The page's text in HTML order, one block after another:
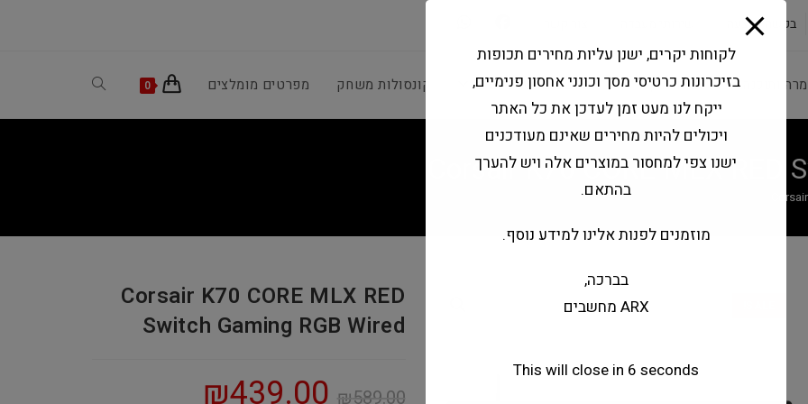
בקשה להצעה
ותוכנה ציוד היקפי מחשבים וטאבלטים קונסולות משחק מפרטים מומלצים 0
Toggle
Corsair K70 CORE MLX
Corsair K70 CORE MLX RED
Switch Gaming RGB Wired
₪589.00
₪439.00
לקוחות יקרים, ישנן עליות מחירים תכופות
בזיכרונות כרטיסי מסך וכונני אחסון פנימיים,
ייקח לנו מעט זמן לעדכן את כל האתר
ויכולים להיות מחירים שאינם מעודכנים
ישנו צפי למחסור במוצרים אלה ויש להערך
בהתאם.
מוזמנים לפנות אלינו למידע נוסף.
בברכה,
ARX מחשבים
This will close in 6 seconds